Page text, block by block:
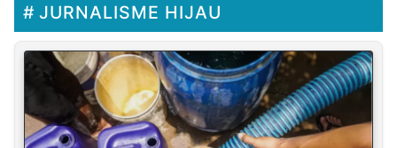
JURNALISME HIJAU